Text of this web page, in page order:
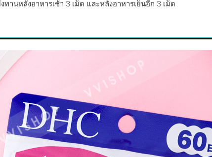
นหลังอาหารเช้า 3 เม็ด และหลังอาหารเย็นอีก 3 เม็ด